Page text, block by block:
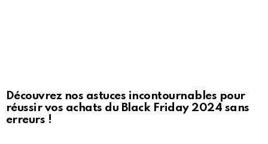
Découvrez nos astuces incontournables pour
réussir vos achats du Black Friday 2024 sans
erreurs !